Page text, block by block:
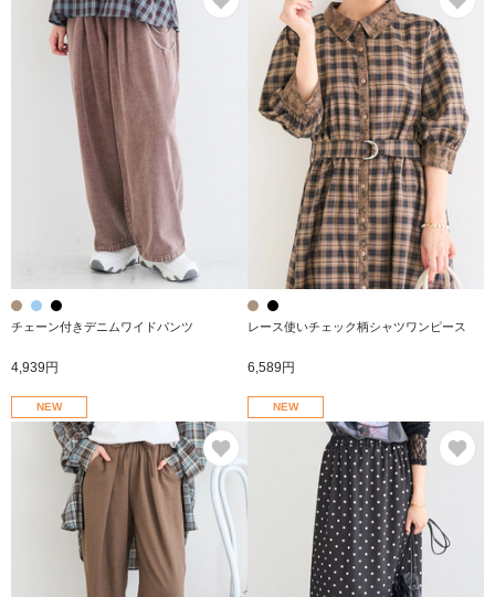
チェーン付きデニムワイドパンツ
4,939円
レース使いチェック柄シャツワンピース
6,589円
NEW NEW